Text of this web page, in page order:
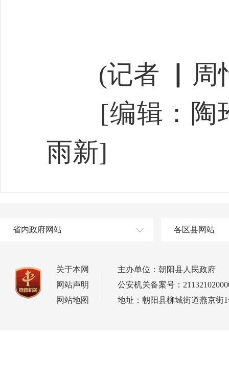
(记者 ▏周怡
[编辑：陶
雨新]
省内政府网站 各区县网站
关于本网
网站声明
网站地图
主办单位：朝阳县人民政府
公安机关备案号：
地址：朝阳县柳城街道燕京街